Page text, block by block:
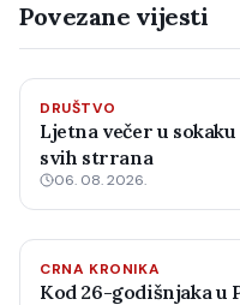
Povezane vijesti
DRUŠTVO
Ljetna večer u
svih strrana
06. 08. 2026.
CRNA KRONIKA
Kod 26-godišnjaka u